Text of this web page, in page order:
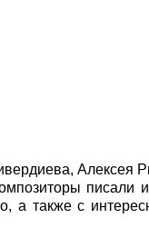
Алексея
писали
а также с